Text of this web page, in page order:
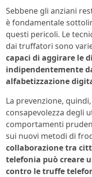
Sebbene gli anziani
è fondamentale
questi pericoli. Le
dai truffatori sono
capaci di aggirare le
indipendentemente
alfabetizzazione
La prevenzione,
consapevolezza degli
comportamenti
sui nuovi metodi di
collaborazione tra
telefonia può creare
contro le truffe